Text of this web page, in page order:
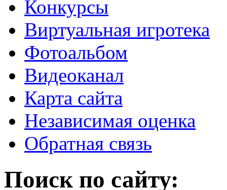
Конкурсы
Виртуальная игротека
Фотоальбом
Видеоканал
Карта сайта
Независимая оценка
Обратная связь
Поиск по сайту: